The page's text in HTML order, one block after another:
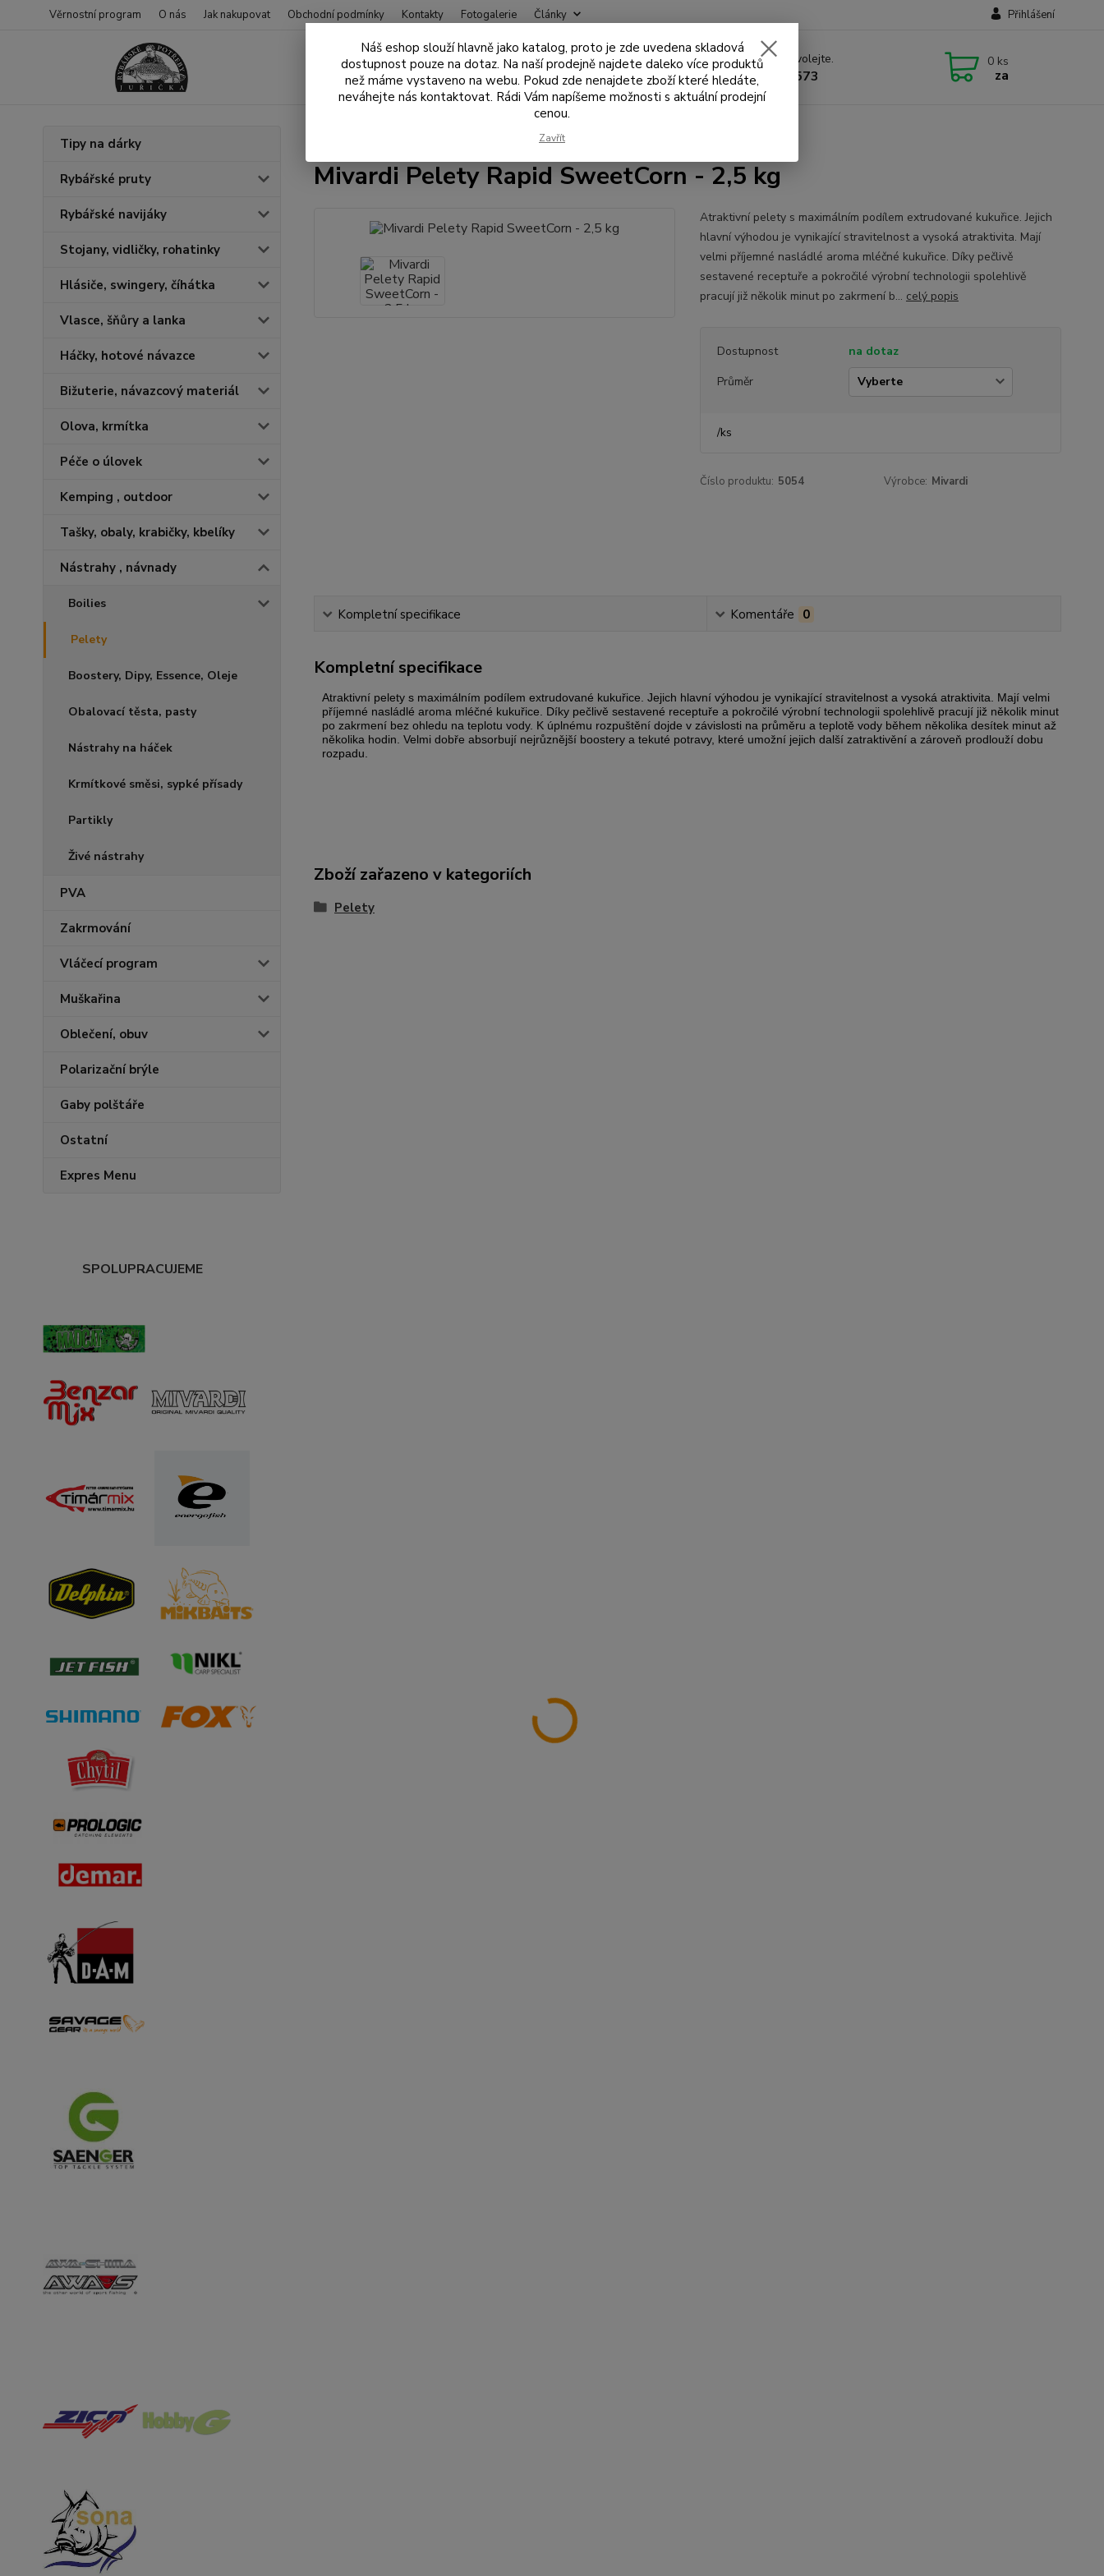
Věrnostní program O nás Jak nakupovat Obchodní podmínky Kontakty Fotogalerie Články Přihlášení
Hledat Nevíte si rady? Zavolejte.
+420 732 707 573
0 ks
za
Tipy na dárky
Rybářské pruty
Rybářské navijáky
Stojany, vidličky, rohatinky
Hlásiče, swingery, číhátka
Vlasce, šňůry a lanka
Háčky, hotové návazce
Bižuterie, návazcový materiál
Olova, krmítka
Péče o úlovek
Kemping , outdoor
Tašky, obaly, krabičky, kbelíky
Nástrahy , návnady
Boilies
Pelety
Boostery, Dipy, Essence, Oleje
Obalovací těsta, pasty
Nástrahy na háček
Krmítkové směsi, sypké přísady
Partikly
Živé nástrahy
PVA
Zakrmování
Vláčecí program
Muškařina
Oblečení, obuv
Polarizační brýle
Gaby polštáře
Ostatní
Expres Menu
SPOLUPRACUJEME
Mivardi Pelety Rapid SweetCorn - 2,5 kg
Mivardi Pelety Rapid SweetCorn - 2,5 kg
Atraktivní pelety s maximálním podílem extrudované kukuřice. Jejich
hlavní výhodou je vynikající stravitelnost a vysoká atraktivita. Mají
velmi příjemné nasládlé aroma mléčné kukuřice. Díky pečlivě
sestavené receptuře a pokročilé výrobní technologii spolehlivě
pracují již několik minut po zakrmení b... celý popis
Dostupnost
na dotaz
Průměr
/ks
Číslo produktu: 5054 Výrobce: Mivardi
Kompletní specifikace Komentáře 0
Kompletní specifikace
Atraktivní pelety s maximálním podílem extrudované kukuřice. Jejich hlavní výhodou je vynikající stravitelnost a vysoká atraktivita. Mají velmi
příjemné nasládlé aroma mléčné kukuřice. Díky pečlivě sestavené receptuře a pokročilé výrobní technologii spolehlivě pracují již několik minut
po zakrmení bez ohledu na teplotu vody. K úplnému rozpuštění dojde v závislosti na průměru a teplotě vody během několika desítek minut až
několika hodin. Velmi dobře absorbují nejrůznější boostery a tekuté potravy, které umožní jejich další zatraktivění a zároveň prodlouží dobu
rozpadu.
Zboží zařazeno v kategoriích
Pelety
Náš eshop slouží hlavně jako katalog, proto je zde uvedena skladová
dostupnost pouze na dotaz. Na naší prodejně najdete daleko více produktů
než máme vystaveno na webu. Pokud zde nenajdete zboží které hledáte,
neváhejte nás kontaktovat. Rádi Vám napíšeme možnosti s aktuální prodejní
cenou.
Zavřít